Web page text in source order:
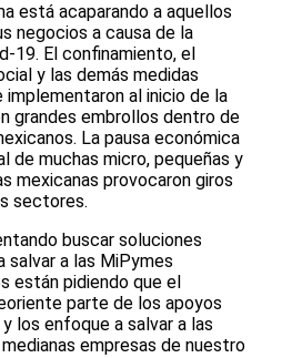
está acaparando a aquellos
negocios a causa de la
19. El confinamiento, el
y las demás medidas
al inicio de la
grandes embrollos dentro de
La pausa económica
de muchas micro, pequeñas y
mexicanas provocaron giros
sectores.
buscar soluciones
salvar a las MiPymes
están pidiendo que el
parte de los apoyos
los enfoque a salvar a las
empresas de nuestro